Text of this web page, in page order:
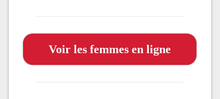
Voir les femmes en ligne